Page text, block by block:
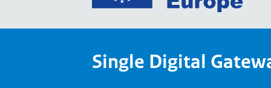
Your
Single Digital